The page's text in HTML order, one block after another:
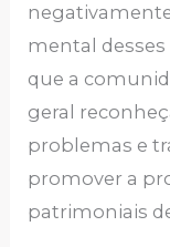
mental desses
que a
geral
problemas e
promover a
patrimoniais